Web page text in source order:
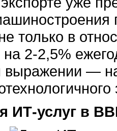
только в
2-2,5%
—
ИТ-услуг в